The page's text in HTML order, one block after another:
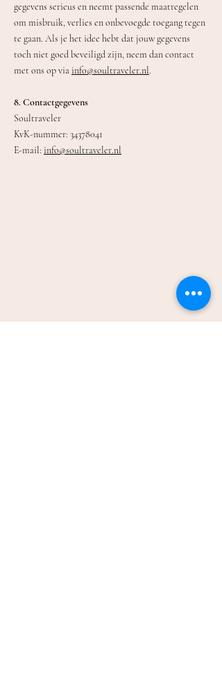
gegevens serieus en neemt passende maatregelen
om misbruik, verlies en onbevoegde toegang tegen
te gaan. Als je het idee hebt dat jouw gegevens
toch niet goed beveiligd zijn, neem dan contact
met ons op via info@soultraveler.nl.
8. Contactgegevens
Soultraveler
KvK-nummer: 34378041
E-mail: info@soultraveler.nl